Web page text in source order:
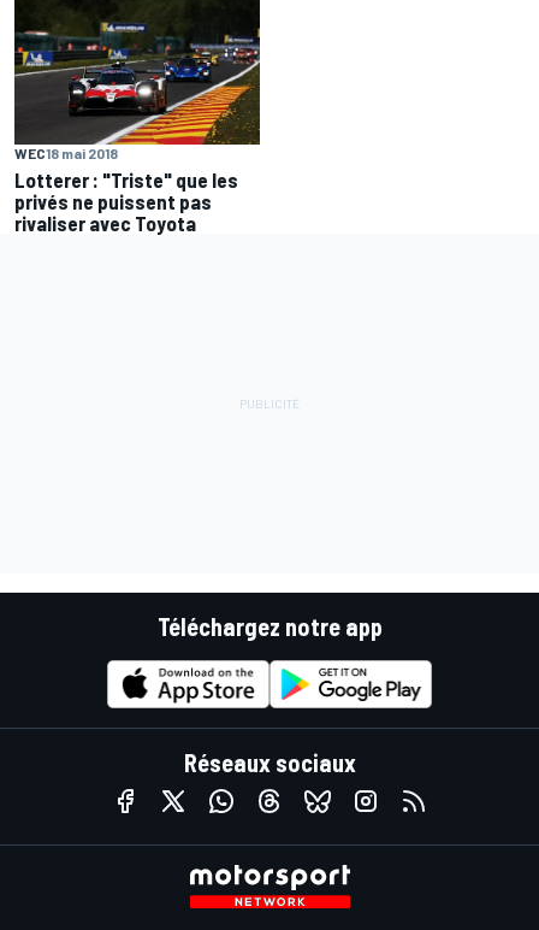
WEC18 mai 2018
Lotterer : "Triste" que les
privés ne puissent pas
rivaliser avec Toyota
Téléchargez notre app
Réseaux sociaux